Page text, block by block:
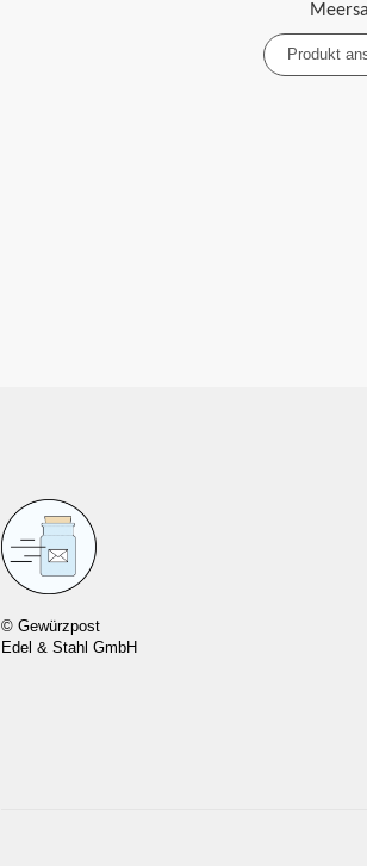
Produkt
© Gewürzpost
Edel & Stahl GmbH